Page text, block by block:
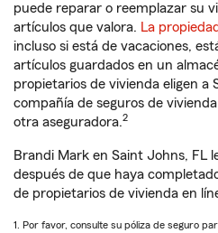
puede reparar o reemplazar su
artículos que valora. La
incluso si está de vacaciones,
artículos guardados en un
propietarios de vivienda eligen a
compañía de seguros de
otra aseguradora.2
Brandi Mark en Saint Johns, FL
después de que haya
de propietarios de vivienda en
1. Por favor, consulte su póliza de seguro